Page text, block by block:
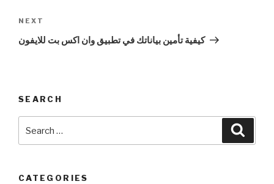
Next
Post
NEXT
كيفية تأمين بياناتك في تطبيق وان اكس بت للايفون
SEARCH
for:
CATEGORIES